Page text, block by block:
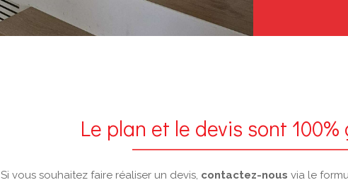
Le plan et le devis sont
Si vous souhaitez faire réaliser un devis, contactez-nous via le